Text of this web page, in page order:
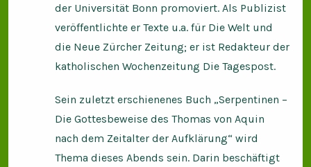
der Universität Bonn promoviert. Als Publizist
veröffentlichte er Texte u.a. für Die Welt und
die Neue Zürcher Zeitung; er ist Redakteur der
katholischen Wochenzeitung Die Tagespost.
Sein zuletzt erschienenes Buch „Serpentinen –
Die Gottesbeweise des Thomas von Aquin
nach dem Zeitalter der Aufklärung“ wird
Thema dieses Abends sein. Darin beschäftigt